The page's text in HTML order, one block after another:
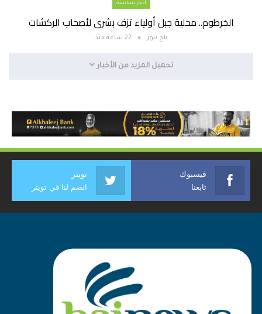
أخبار سياسية
الخرطوم.. محلية جبل أولياء تزف بشرى لأصحاب الركشات
باج نيوز 22 ساعة منذ
تحميل المزيد من الأخبار
فيسبوك
تابعنا
تويتر
انضم لنا في تويتر